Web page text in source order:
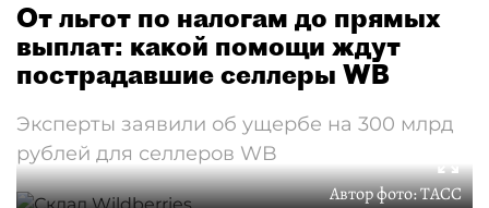
От льгот по налогам до прямых
выплат: какой помощи ждут
пострадавшие селлеры WB
Эксперты заявили об ущербе на 300 млрд
рублей для селлеров WB
Автор фото:ТАСС